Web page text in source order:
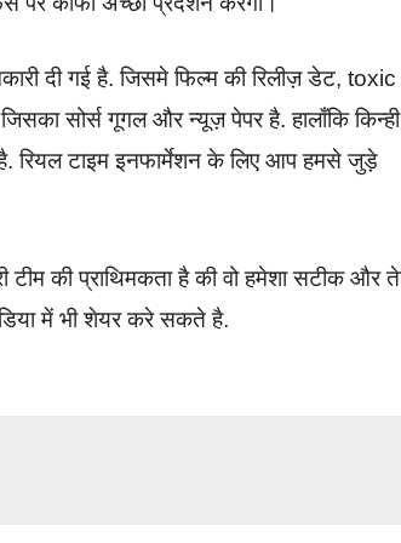
दी गई है. जिसमे फिल्म की रिलीज़ डेट, toxic
सोर्स गूगल और न्यूज़ पेपर है. हालाँकि किन्ही
रियल टाइम इनफार्मेशन के लिए आप हमसे जुड़े
की प्राथिमकता है की वो हमेशा सटीक और
में भी शेयर करे सकते है.